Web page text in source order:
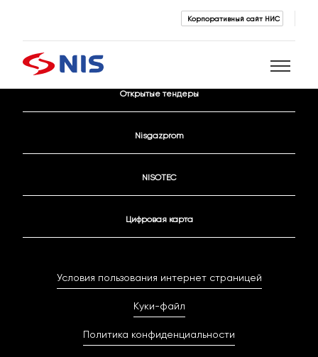
Корпоративный сайт НИС
Открытые тендеры
Nisgazprom
NISOTEC
Цифровая карта
Условия пользования интернет страницей
Куки-файл
Политика конфиденциальности